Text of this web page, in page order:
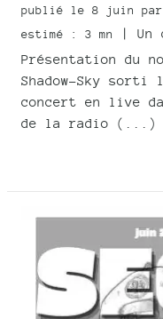
publié le 8 juin par
estimé : 3 mn
| Un
Présentation du
Shadow-Sky
concert en live
de la radio (...)